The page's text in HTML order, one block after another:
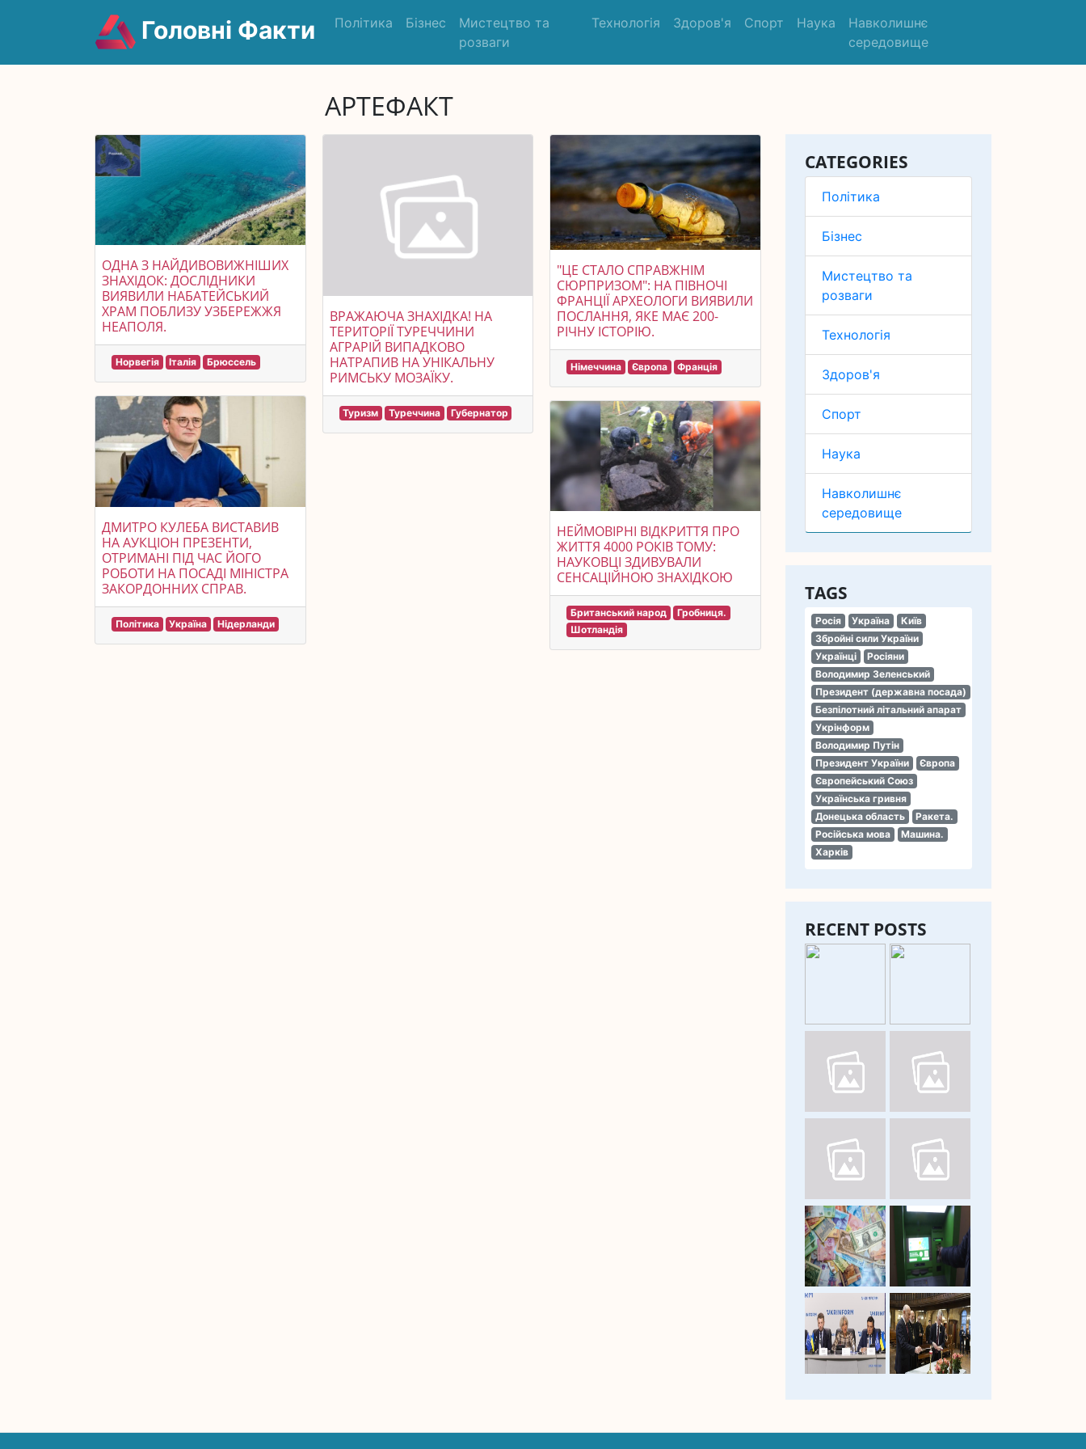
Головні Факти Політика Бізнес
Мистецтво та
розваги
Технологія Здоров'я Спорт Наука
Навколишнє
середовище
АРТЕФАКТ
CATEGORIES
Політика
Бізнес
Мистецтво та
розваги
Технологія
Здоров'я
Спорт
Наука
Навколишнє
середовище
TAGS
Росія Україна
Київ
Збройні сили України
Українці
Росіяни
Володимир Зеленський
Президент (державна посада)
Безпілотний літальний апарат
Укрінформ
Володимир Путін
Президент України
Європа
Європейський Союз
Українська гривня
Донецька область
Ракета.
Російська мова
Машина.
Харків
RECENT POSTS
ОДНА З НАЙДИВОВИЖНІШИХ
ЗНАХІДОК: ДОСЛІДНИКИ
ВИЯВИЛИ НАБАТЕЙСЬКИЙ
ХРАМ ПОБЛИЗУ УЗБЕРЕЖЖЯ
НЕАПОЛЯ.
Норвегія Італія Брюссель
ДМИТРО КУЛЕБА ВИСТАВИВ
НА АУКЦІОН ПРЕЗЕНТИ,
ОТРИМАНІ ПІД ЧАС ЙОГО
РОБОТИ НА ПОСАДІ МІНІСТРА
ЗАКОРДОННИХ СПРАВ.
Політика Україна Нідерланди
ВРАЖАЮЧА ЗНАХІДКА! НА
ТЕРИТОРІЇ ТУРЕЧЧИНИ
АГРАРІЙ ВИПАДКОВО
НАТРАПИВ НА УНІКАЛЬНУ
РИМСЬКУ МОЗАЇКУ.
Туризм Туреччина Губернатор
"ЦЕ СТАЛО СПРАВЖНІМ
СЮРПРИЗОМ": НА ПІВНОЧІ
ФРАНЦІЇ АРХЕОЛОГИ ВИЯВИЛИ
ПОСЛАННЯ, ЯКЕ МАЄ 200-
РІЧНУ ІСТОРІЮ.
Німеччина Європа Франція
НЕЙМОВІРНІ ВІДКРИТТЯ ПРО
ЖИТТЯ 4000 РОКІВ ТОМУ:
НАУКОВЦІ ЗДИВУВАЛИ
СЕНСАЦІЙНОЮ ЗНАХІДКОЮ
Британський народ
Гробниця.
Шотландія